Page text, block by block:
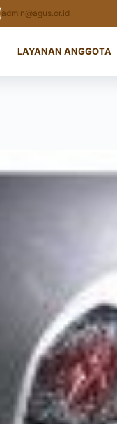
admin@agus.or.id
LAYANAN ANGGOTA